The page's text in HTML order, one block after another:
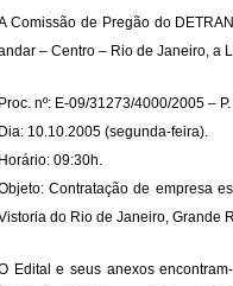
Comissão de Pregão do
– Centro – Rio de Janeiro, a
Proc. nº: E-09/31273/4000/2005 –
Dia: 10.10.2005 (segunda-feira).
Horário: 09:30h.
Contratação de empresa
do Rio de Janeiro, Grande
Edital e seus anexos